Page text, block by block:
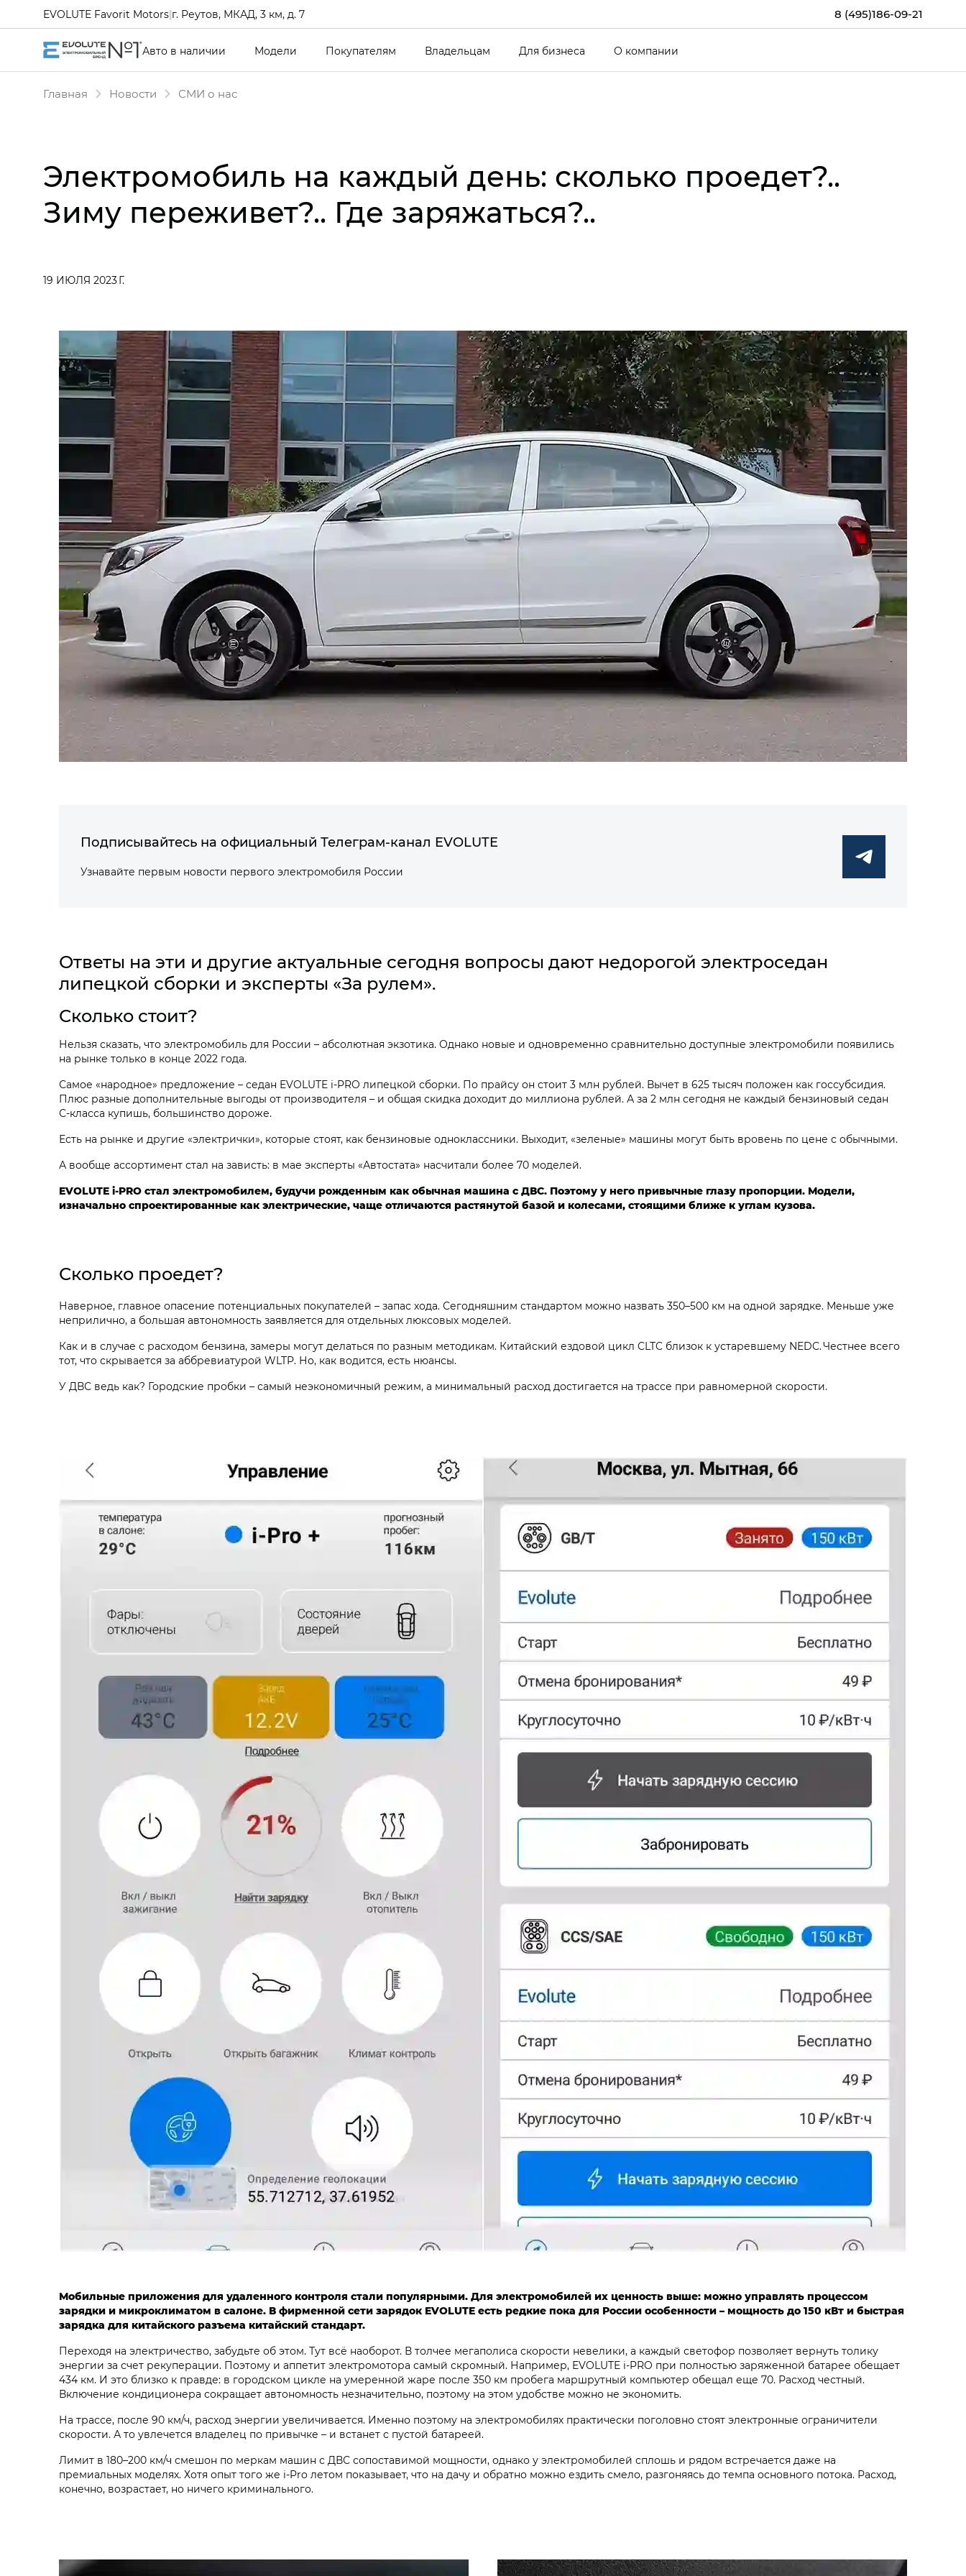
8 (495)186-09-21
EVOLUTE Favorit Motors|г. Реутов, МКАД, 3 км, д. 7
Авто в наличии Модели Покупателям Владельцам Для бизнеса О компании
Главная Новости СМИ о нас
Электромобиль на каждый день: сколько проедет?..
Зиму переживет?.. Где заряжаться?..
19 ИЮЛЯ 2023 Г.
Подписывайтесь на официальный Телеграм-канал EVOLUTE
Узнавайте первым новости первого электромобиля России
Ответы на эти и другие актуальные сегодня вопросы дают недорогой электроседан
липецкой сборки и эксперты «За рулем».
Сколько стоит?
Нельзя сказать, что электромобиль для России – абсолютная экзотика. Однако новые и одновременно сравнительно доступные электромобили появились
на рынке только в конце 2022 года.
Самое «народное» предложение – седан EVOLUTE i‑PRO липецкой сборки. По прайсу он стоит 3 млн рублей. Вычет в 625 тысяч положен как госсубсидия.
Плюс разные дополнительные выгоды от производителя – и общая скидка доходит до миллиона рублей. А за 2 млн сегодня не каждый бензиновый седан
С‑класса купишь, большинство дороже.
Есть на рынке и другие «электрички», которые стоят, как бензиновые одноклассники. Выходит, «зеленые» машины могут быть вровень по цене с обычными.
А вообще ассортимент стал на зависть: в мае эксперты «Автостата» насчитали более 70 моделей.
EVOLUTE i‑PRO стал электромобилем, будучи рожденным как обычная машина с ДВС. Поэтому у него привычные глазу пропорции. Модели,
изначально спроектированные как электрические, чаще отличаются растянутой базой и колесами, стоящими ближе к углам кузова.
Сколько проедет?
Наверное, главное опасение потенциальных покупателей – запас хода. Сегодняшним стандартом можно назвать 350–500 км на одной зарядке. Меньше уже
неприлично, а большая автономность заявляется для отдельных люксовых моделей.
Как и в случае с расходом бензина, замеры могут делаться по разным методикам. Китайский ездовой цикл CLTC близок к устаревшему NEDC. Честнее всего
тот, что скрывается за аббревиатурой WLTP. Но, как водится, есть нюансы.
У ДВС ведь как? Городские пробки – самый неэкономичный режим, а минимальный расход достигается на трассе при равномерной скорости.
Мобильные приложения для удаленного контроля стали популярными. Для электромобилей их ценность выше: можно управлять процессом
зарядки и микроклиматом в салоне. В фирменной сети зарядок EVOLUTE есть редкие пока для России особенности – мощность до 150 кВт и быстрая
зарядка для китайского разъема китайский стандарт.
Переходя на электричество, забудьте об этом. Тут всё наоборот. В толчее мегаполиса скорости невелики, а каждый светофор позволяет вернуть толику
энергии за счет рекуперации. Поэтому и аппетит электромотора самый скромный. Например, EVOLUTE i‑PRO при полностью заряженной батарее обещает
434 км. И это близко к правде: в городском цикле на умеренной жаре после 350 км пробега маршрутный компьютер обещал еще 70. Расход честный.
Включение кондиционера сокращает автономность незначительно, поэтому на этом удобстве можно не экономить.
На трассе, после 90 км/ч, расход энергии увеличивается. Именно поэтому на электромобилях практически поголовно стоят электронные ограничители
скорости. А то увлечется владелец по привычке – и встанет с пустой батареей.
Лимит в 180–200 км/ч смешон по меркам машин с ДВС сопоставимой мощности, однако у электромобилей сплошь и рядом встречается даже на
премиальных моделях. Хотя опыт того же i‑Pro летом показывает, что на дачу и обратно можно ездить смело, разгоняясь до темпа основного потока. Расход,
конечно, возрастает, но ничего криминального.